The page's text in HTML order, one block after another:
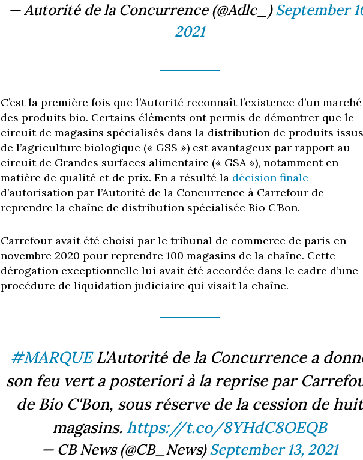
— Autorité de la Concurrence (@Adlc_)September
2021
C’est la première fois que l’Autorité reconnaît l’existence d’un marché
des produits bio. Certains éléments ont permis de démontrer que le
circuit de magasins spécialisés dans la distribution de produits issus
de l’agriculture biologique (« GSS ») est avantageux par rapport au
circuit de Grandes surfaces alimentaire (« GSA »), notamment en
matière de qualité et de prix. En a résulté la décision finale
d’autorisation par l’Autorité de la Concurrence à Carrefour de
reprendre la chaîne de distribution spécialisée Bio C’Bon.
Carrefour avait été choisi par le tribunal de commerce de paris en
novembre 2020 pour reprendre 100 magasins de la chaîne. Cette
dérogation exceptionnelle lui avait été accordée dans le cadre d’une
procédure de liquidation judiciaire qui visait la chaîne.
#MARQUEL'Autorité de la Concurrence a
son feu vert a posteriori à la reprise par
de Bio C'Bon, sous réserve de la cession de huit
magasins. https://t.co/8YHdC8OEQB
— CB News (@CB_News)September 13, 2021